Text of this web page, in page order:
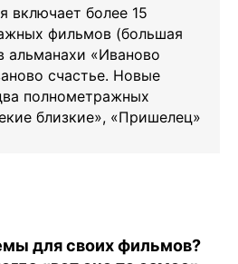
включает более 15
фильмов (большая
альманахи «Иваново
счастье. Новые
полнометражных
близкие», «Пришелец»
для своих фильмов?